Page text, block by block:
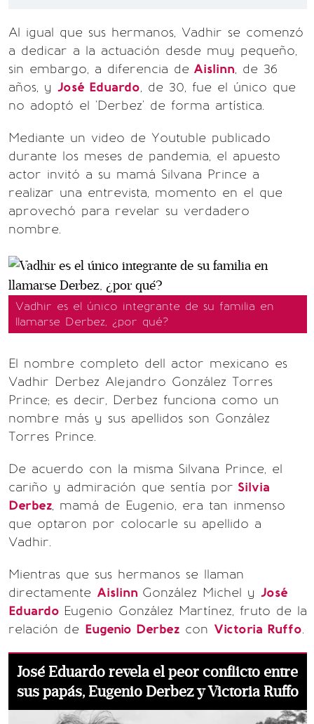
Al igual que sus hermanos, Vadhir se comenzó
a dedicar a la actuación desde muy pequeño,
sin embargo, a diferencia de Aislinn, de 36
años, y José Eduardo, de 30, fue el único que
no adoptó el 'Derbez' de forma artística.
Mediante un video de Youtuble publicado
durante los meses de pandemia, el apuesto
actor invitó a su mamá Silvana Prince a
realizar una entrevista, momento en el que
aprovechó para revelar su verdadero
nombre.
Vadhir es el único integrante de su familia en
llamarse Derbez, ¿por qué?
El nombre completo dell actor mexicano es
Vadhir Derbez Alejandro González Torres
Prince; es decir, Derbez funciona como un
nombre más y sus apellidos son González
Torres Prince.
De acuerdo con la misma Silvana Prince, el
cariño y admiración que sentía por Silvia
Derbez, mamá de Eugenio, era tan inmenso
que optaron por colocarle su apellido a
Vadhir.
Mientras que sus hermanos se llaman
directamente Aislinn González Michel y José
Eduardo Eugenio González Martínez, fruto de la
relación de Eugenio Derbez con Victoria Ruffo.
José Eduardo revela el peor conflicto entre
sus papás, Eugenio Derbez y Victoria Ruffo